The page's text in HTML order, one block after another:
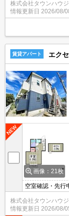
株式会社タウンハウ
情報更新日 2026/08/
賃貸アパート エク
画像：21枚
空室確認・先行
株式会社タウンハウ
情報更新日 2026/08/